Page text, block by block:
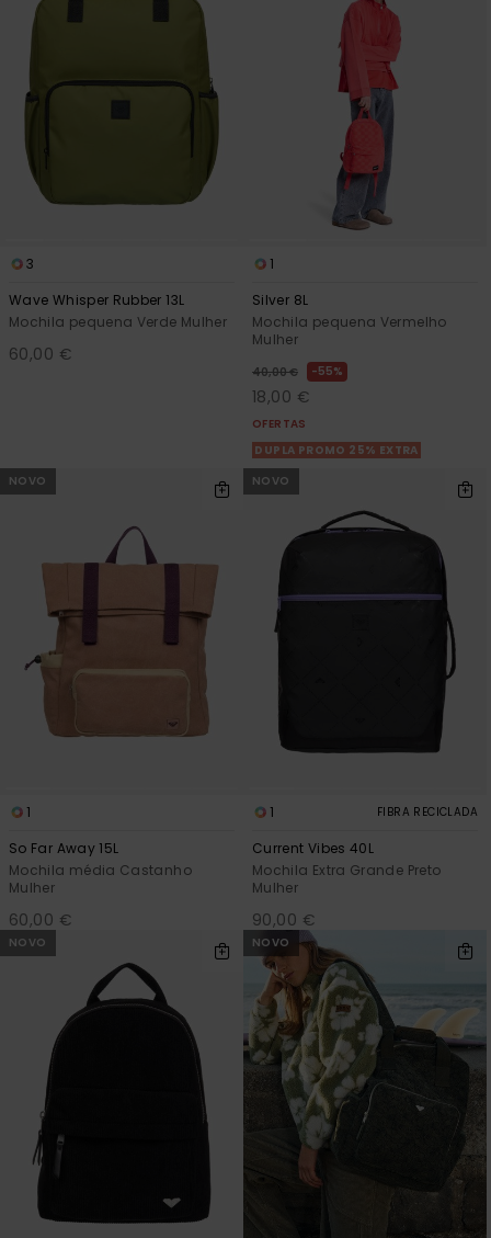
3
Wave Whisper Rubber 13L
Mochila pequena Verde Mulher
60,00 €
1
Silver 8L
Mochila pequena Vermelho
Mulher
40,00 € 55%
18,00 €
OFERTAS
DUPLA PROMO 25% EXTRA
NOVO
1
So Far Away 15L
Mochila média Castanho
Mulher
60,00 €
NOVO
1 FIBRA RECICLADA
Current Vibes 40L
Mochila Extra Grande Preto
Mulher
90,00 €
NOVO NOVO